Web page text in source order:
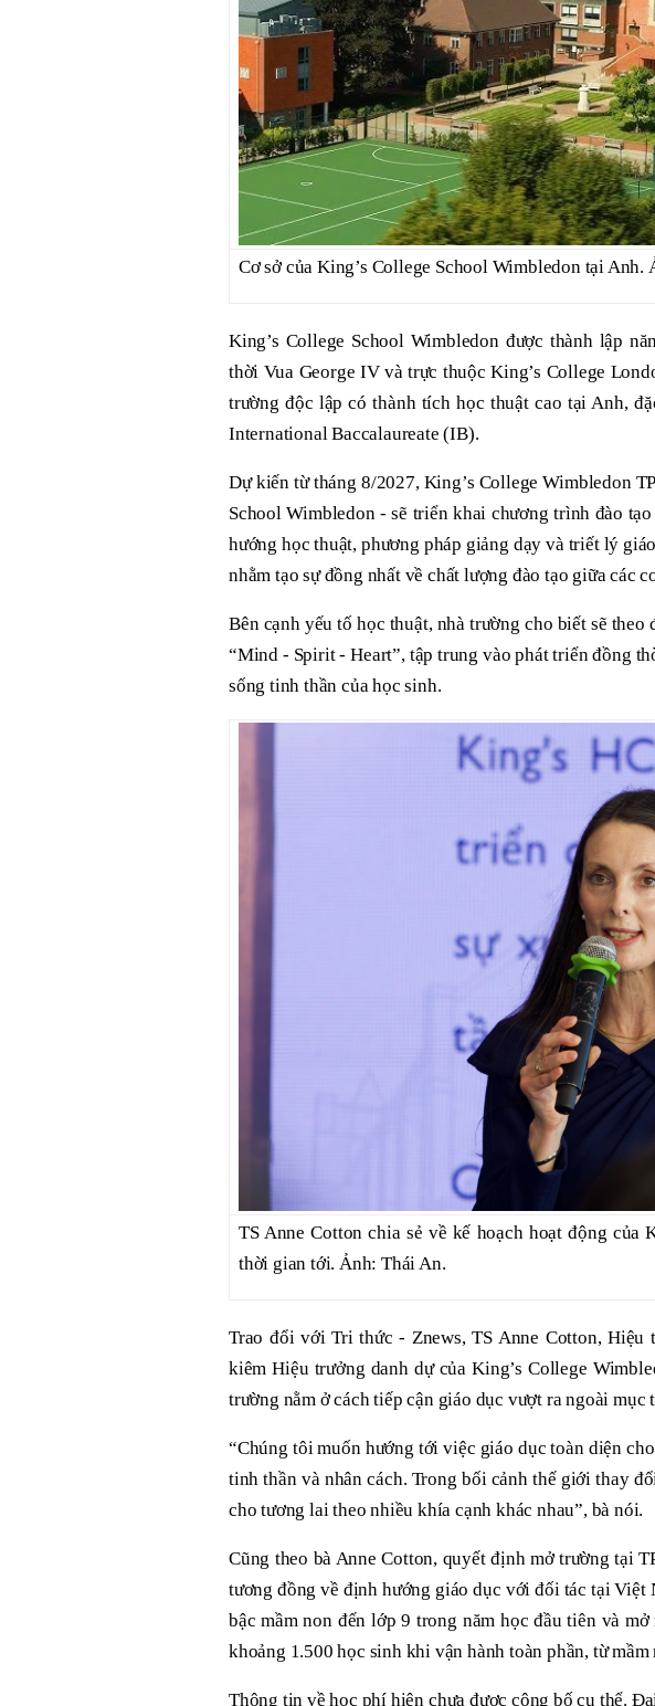
Cơ sở của King’s College School Wimbledon tại Anh.
King’s College School Wimbledon được thành lập
thời Vua George IV và trực thuộc King’s College
trường độc lập có thành tích học thuật cao tại Anh,
International Baccalaureate (IB).
Dự kiến từ tháng 8/2027, King’s College Wimbledon
School Wimbledon - sẽ triển khai chương trình đào
hướng học thuật, phương pháp giảng dạy và triết lý
nhằm tạo sự đồng nhất về chất lượng đào tạo giữa các
Bên cạnh yếu tố học thuật, nhà trường cho biết sẽ
“Mind - Spirit - Heart”, tập trung vào phát triển đồng
sống tinh thần của học sinh.
TS Anne Cotton chia sẻ về kế hoạch hoạt động của
thời gian tới. Ảnh: Thái An.
Trao đổi với Tri thức - Znews, TS Anne Cotton, Hiệu
kiêm Hiệu trưởng danh dự của King’s College
trường nằm ở cách tiếp cận giáo dục vượt ra ngoài mục
“Chúng tôi muốn hướng tới việc giáo dục toàn diện
tinh thần và nhân cách. Trong bối cảnh thế giới thay
cho tương lai theo nhiều khía cạnh khác nhau”, bà nói.
Cũng theo bà Anne Cotton, quyết định mở trường tại
tương đồng về định hướng giáo dục với đối tác tại Việt
bậc mầm non đến lớp 9 trong năm học đầu tiên và
khoảng 1.500 học sinh khi vận hành toàn phần, từ mầm
Thông tin về học phí hiện chưa được công bố cụ thể.